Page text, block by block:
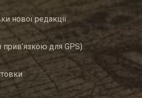
нової редакції
прив’язкою для GPS)